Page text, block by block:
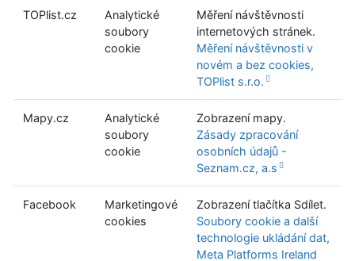
TOPlist.cz
Analytické
soubory
cookie
Měření návštěvnosti
internetových stránek.
Měření návštěvnosti v
novém a bez cookies,
TOPlist s.r.o.
Mapy.cz
Analytické
soubory
cookie
Zobrazení mapy.
Zásady zpracování
osobních údajů -
Seznam.cz, a.s
Facebook
Marketingové
cookies
Zobrazení tlačítka Sdílet.
Soubory cookie a další
technologie ukládání dat,
Meta Platforms Ireland